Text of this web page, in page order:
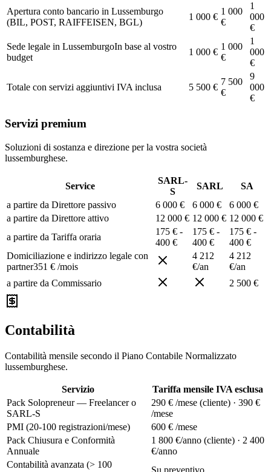
Apertura conto bancario in Lussemburgo
(BIL, POST, RAIFFEISEN, BGL)
1 000 €
1 000
€
1
000
€
Sede legale in LussemburgoIn base al vostro
budget
1 000 €
1 000
€
1
000
€
Totale con servizi aggiuntivi IVA inclusa 5 500 €
7 500
€
9
000
€
Servizi premium
Soluzioni di sostanza e direzione per la vostra società
lussemburghese.
Service
SARL-
S
SARL
SA
a partire da Direttore passivo 6 000 € 6 000 €
6 000 €
a partire da Direttore attivo 12 000 € 12 000 € 12 000 €
a partire da Tariffa oraria
175 € -
400 €
175 € -
400 €
175 € -
400 €
Domiciliazione e indirizzo legale con
partner351 € /mois
4 212
€/an
4 212
€/an
a partire da Commissario 2 500 €
Contabilità
Contabilità mensile secondo il Piano Contabile Normalizzato
lussemburghese.
Servizio
Tariffa mensile IVA esclusa
Pack Solopreneur — Freelancer o
SARL-S
290 € /mese (cliente) · 390 €
/mese
PMI (20-100 registrazioni/mese)
600 € /mese
Pack Chiusura e Conformità
Annuale
1 800 €/anno (cliente) · 2 400
€/anno
Contabilità avanzata (> 100